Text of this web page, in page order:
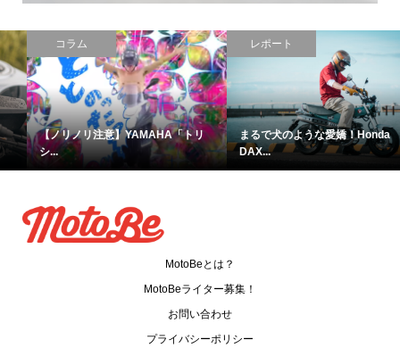
コラム
【ノリノリ注意】YAMAHA「トリ
シ...
レポート
まるで犬のような愛嬌！Honda
DAX...
MotoBeとは？
MotoBeライター募集！
お問い合わせ
プライバシーポリシー